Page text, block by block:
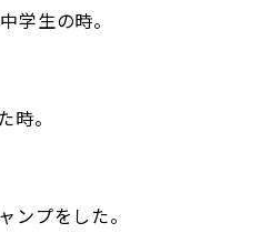
学生の時。
。
ンプをした。